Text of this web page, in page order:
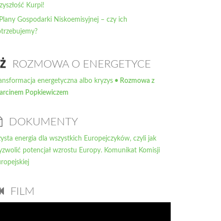
Kurpi!
Gospodarki Niskoemisyjnej – czy ich
ROZMOWA O ENERGETYCE
energetyczna albo kryzys • Rozmowa z
Popkiewiczem
DOKUMENTY
energia dla wszystkich Europejczyków, czyli jak
potencjał wzrostu Europy. Komunikat Komisji
FILM